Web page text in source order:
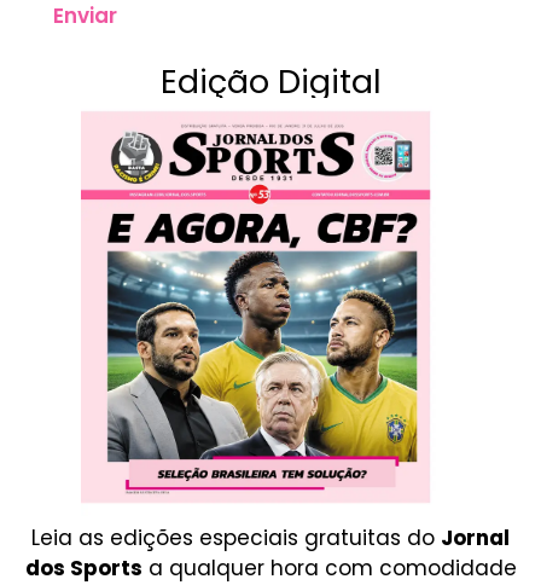
Enviar
Edição Digital
Leia as edições especiais gratuitas do Jornal
dos Sports a qualquer hora com comodidade